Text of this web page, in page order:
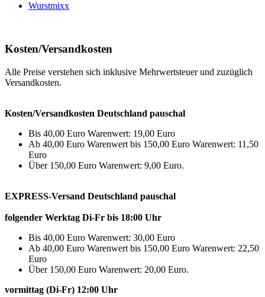
Wurstmixx
Kosten/Versandkosten
Alle Preise verstehen sich inklusive Mehrwertsteuer und zuzüglich
Versandkosten.
Kosten/Versandkosten Deutschland pauschal
Bis 40,00 Euro Warenwert: 19,00 Euro
Ab 40,00 Euro Warenwert bis 150,00 Euro Warenwert: 11,50
Euro
Über 150,00 Euro Warenwert: 9,00 Euro.
EXPRESS-Versand Deutschland pauschal
folgender Werktag Di-Fr bis 18:00 Uhr
Bis 40,00 Euro Warenwert: 30,00 Euro
Ab 40,00 Euro Warenwert bis 150,00 Euro Warenwert: 22,50
Euro
Über 150,00 Euro Warenwert: 20,00 Euro.
vormittag (Di-Fr) 12:00 Uhr